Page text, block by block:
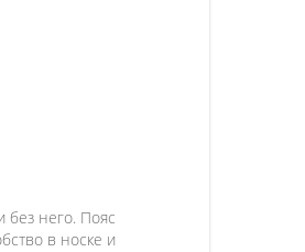
без него. Пояс
в носке и